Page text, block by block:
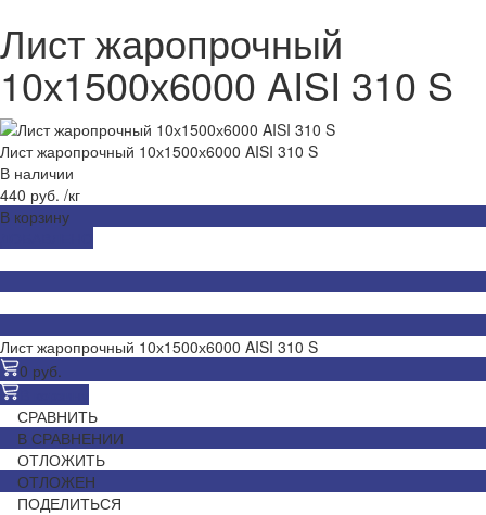
Лист жаропрочный
10х1500х6000 AISI 310 S
Лист жаропрочный 10х1500х6000 AISI 310 S
В наличии
440 руб. /кг
В корзину
Лист жаропрочный 10х1500х6000 AISI 310 S
0 руб.
СРАВНИТЬ
В СРАВНЕНИИ
ОТЛОЖИТЬ
ОТЛОЖЕН
ПОДЕЛИТЬСЯ